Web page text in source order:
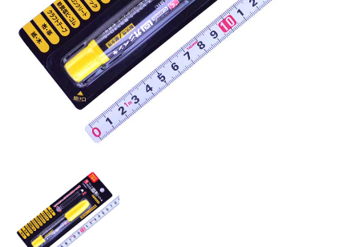
採用情報
お問い合わせはこちら